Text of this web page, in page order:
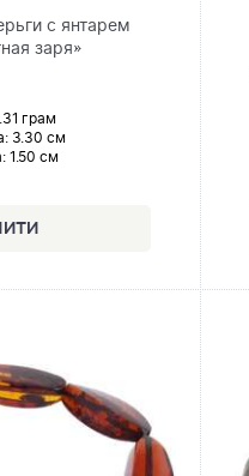
с янтарем
заря»
грам
3.30 см
: 1.50 см